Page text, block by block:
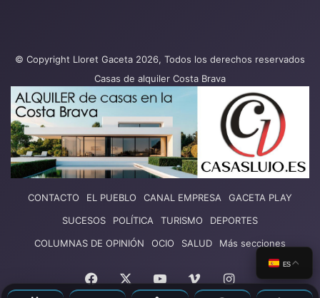
© Copyright Lloret Gaceta 2026, Todos los derechos reservados
Casas de alquiler Costa Brava
CONTACTO EL PUEBLO CANAL EMPRESA
GACETA PLAY
SUCESOS
POLÍTICA TURISMO
DEPORTES
COLUMNAS DE OPINIÓN
OCIO SALUD Más secciones
Facebook YouTubeVimeoInstagram
ES